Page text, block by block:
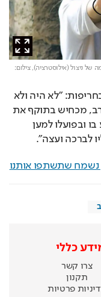
של ניצול (אילוסטרציה),צילום:
לברכה ועצה".
נשמח שתשתפו אותנו
כללי
צרו קשר
תקנון
פרטיות